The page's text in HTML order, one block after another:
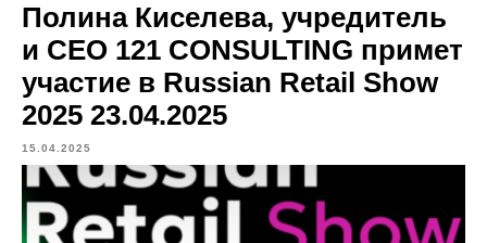
Полина Киселева, учредитель
и СЕО 121 CONSULTING примет
участие в Russian Retail Show
2025 23.04.2025
15.04.2025